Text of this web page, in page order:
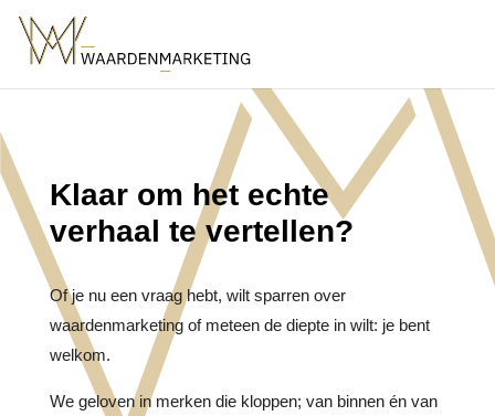
Klaar om het echte
verhaal te vertellen?
Of je nu een vraag hebt, wilt sparren over
waardenmarketing of meteen de diepte in wilt: je bent
welkom.
We geloven in merken die kloppen; van binnen én van